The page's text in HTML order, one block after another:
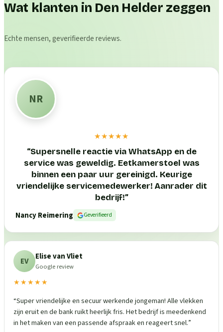
Wat klanten in Den Helder zeggen
Echte mensen, geverifieerde reviews.
NR
★★★★★
“Supersnelle reactie via WhatsApp en de
service was geweldig. Eetkamerstoel was
binnen een paar uur gereinigd. Keurige
vriendelijke servicemedewerker! Aanrader dit
bedrijf!”
Nancy Reimering
Geverifieerd
EV Elise van Vliet
Google review
★★★★★
“Super vriendelijke en secuur werkende jongeman! Alle vlekken
zijn eruit en de bank ruikt heerlijk fris. Het bedrijf is meedenkend
in het maken van een passende afspraak en reageert snel.”